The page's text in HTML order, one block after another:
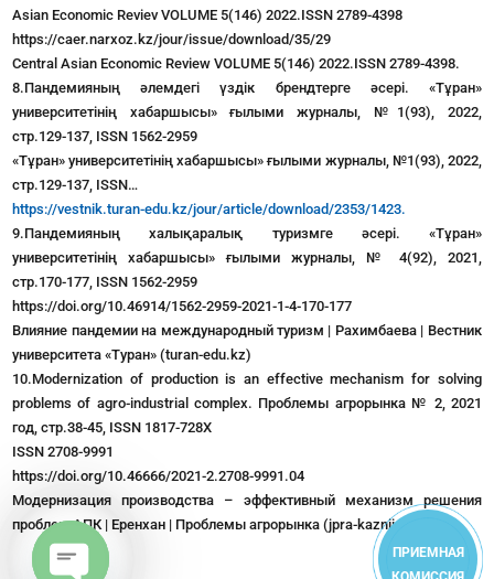
Asian Economic Reviev VOLUME 5(146) 2022.ISSN 2789-4398
https://caer.narxoz.kz/jour/issue/download/35/29
Central Asian Economic Review VOLUME 5(146) 2022.ISSN 2789-4398.
8.Пандемияның әлемдегі үздік брендтерге әсері. «Тұран»
университетінің хабаршысы» ғылыми журналы, №1(93), 2022,
стр.129-137, ISSN 1562-2959
«Тұран» университетінің хабаршысы» ғылыми журналы, №1(93), 2022,
стр.129-137, ISSN…
https://vestnik.turan-edu.kz/jour/article/download/2353/1423.
9.Пандемияның халықаралық туризмге әсері. «Тұран»
университетінің хабаршысы» ғылыми журналы, № 4(92), 2021,
стр.170-177, ISSN 1562-2959
https://doi.org/10.46914/1562-2959-2021-1-4-170-177
Влияние пандемии на международный туризм | Рахимбаева | Вестник
университета «Туран» (turan-edu.kz)
10.Modernization of production is an effective mechanism for solving
problems of agro-industrial complex. Проблемы агрорынка № 2, 2021
год, стр.38-45, ISSN 1817-728X
ISSN 2708-9991
https://doi.org/10.46666/2021-2.2708-9991.04
Модернизация производства – эффективный механизм решения
проблем АПК | Еренхан | Проблемы агрорынка (jpra-kazniiapk.kz)
ПРИЕМНАЯ